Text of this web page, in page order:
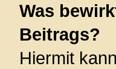
Was
Beitrags?
Hiermit